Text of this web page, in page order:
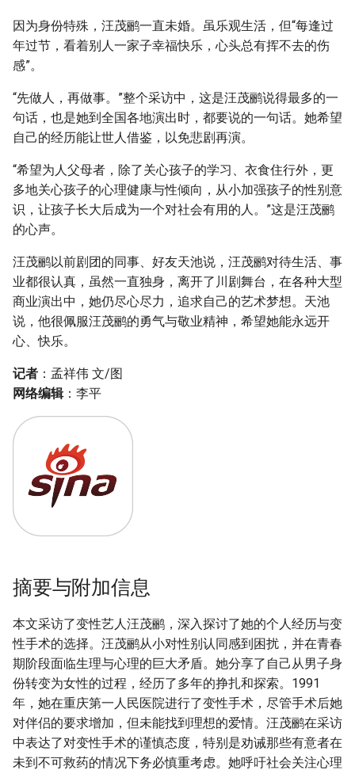
因为身份特殊，汪茂鹂一直未婚。虽乐观生活，但“每逢过
年过节，看着别人一家子幸福快乐，心头总有挥不去的伤
感”。
“先做人，再做事。”整个采访中，这是汪茂鹂说得最多的一
句话，也是她到全国各地演出时，都要说的一句话。她希望
自己的经历能让世人借鉴，以免悲剧再演。
“希望为人父母者，除了关心孩子的学习、衣食住行外，更
多地关心孩子的心理健康与性倾向，从小加强孩子的性别意
识，让孩子长大后成为一个对社会有用的人。”这是汪茂鹂
的心声。
汪茂鹂以前剧团的同事、好友天池说，汪茂鹂对待生活、事
业都很认真，虽然一直独身，离开了川剧舞台，在各种大型
商业演出中，她仍尽心尽力，追求自己的艺术梦想。天池
说，他很佩服汪茂鹂的勇气与敬业精神，希望她能永远开
心、快乐。
记者 ：孟祥伟 文/图
网络编辑：李平
摘要与附加信息
本文采访了变性艺人汪茂鹂，深入探讨了她的个人经历与变
性手术的选择。汪茂鹂从小对性别认同感到困扰，并在青春
期阶段面临生理与心理的巨大矛盾。她分享了自己从男子身
份转变为女性的过程，经历了多年的挣扎和探索。1991
年，她在重庆第一人民医院进行了变性手术，尽管手术后她
对伴侣的要求增加，但未能找到理想的爱情。汪茂鹂在采访
中表达了对变性手术的谨慎态度，特别是劝诫那些有意者在
未到不可救药的情况下务必慎重考虑。她呼吁社会关注心理